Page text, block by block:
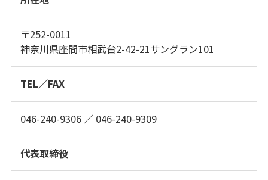
〒252-0011
神奈川県座間市相武台2-42-21サングラン101
TEL／FAX
046-240-9306 ／ 046-240-9309
代表取締役